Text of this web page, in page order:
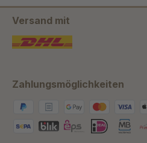
Versand mit
Zahlungsmöglichkeiten